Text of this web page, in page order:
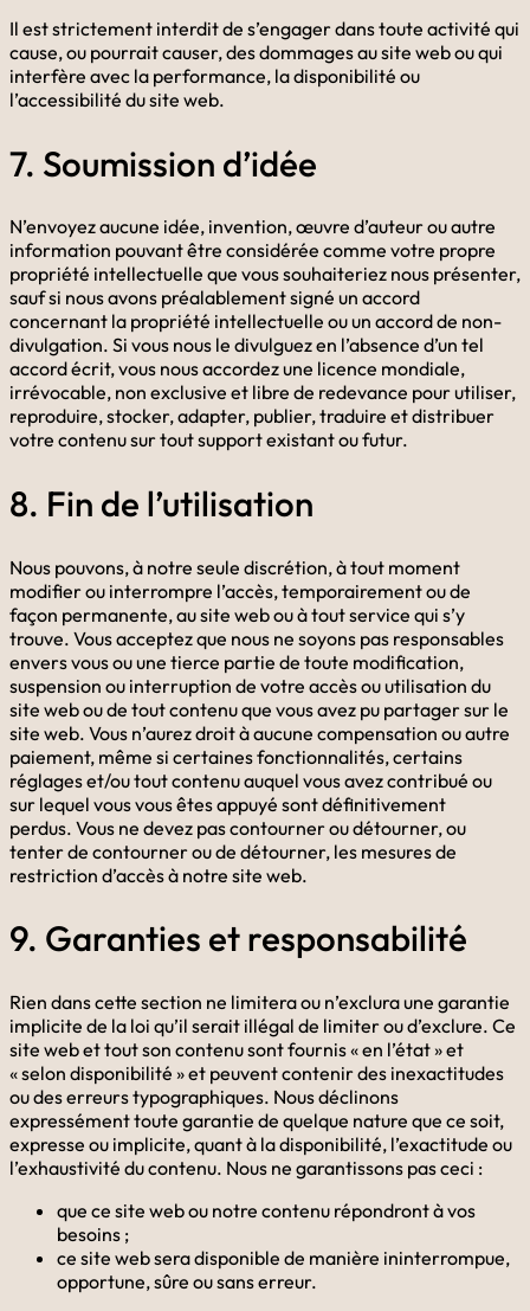
Il est strictement interdit de s’engager dans toute activité qui
cause, ou pourrait causer, des dommages au site web ou qui
interfère avec la performance, la disponibilité ou
l’accessibilité du site web.
7. Soumission d’idée
N’envoyez aucune idée, invention, œuvre d’auteur ou autre
information pouvant être considérée comme votre propre
propriété intellectuelle que vous souhaiteriez nous présenter,
sauf si nous avons préalablement signé un accord
concernant la propriété intellectuelle ou un accord de non-
divulgation. Si vous nous le divulguez en l’absence d’un tel
accord écrit, vous nous accordez une licence mondiale,
irrévocable, non exclusive et libre de redevance pour utiliser,
reproduire, stocker, adapter, publier, traduire et distribuer
votre contenu sur tout support existant ou futur.
8. Fin de l’utilisation
Nous pouvons, à notre seule discrétion, à tout moment
modifier ou interrompre l’accès, temporairement ou de
façon permanente, au site web ou à tout service qui s’y
trouve. Vous acceptez que nous ne soyons pas responsables
envers vous ou une tierce partie de toute modification,
suspension ou interruption de votre accès ou utilisation du
site web ou de tout contenu que vous avez pu partager sur le
site web. Vous n’aurez droit à aucune compensation ou autre
paiement, même si certaines fonctionnalités, certains
réglages et/ou tout contenu auquel vous avez contribué ou
sur lequel vous vous êtes appuyé sont définitivement
perdus. Vous ne devez pas contourner ou détourner, ou
tenter de contourner ou de détourner, les mesures de
restriction d’accès à notre site web.
9. Garanties et responsabilité
Rien dans cette section ne limitera ou n’exclura une garantie
implicite de la loi qu’il serait illégal de limiter ou d’exclure. Ce
site web et tout son contenu sont fournis « en l’état » et
« selon disponibilité » et peuvent contenir des inexactitudes
ou des erreurs typographiques. Nous déclinons
expressément toute garantie de quelque nature que ce soit,
expresse ou implicite, quant à la disponibilité, l’exactitude ou
l’exhaustivité du contenu. Nous ne garantissons pas ceci :
que ce site web ou notre contenu répondront à vos
besoins ;
ce site web sera disponible de manière ininterrompue,
opportune, sûre ou sans erreur.